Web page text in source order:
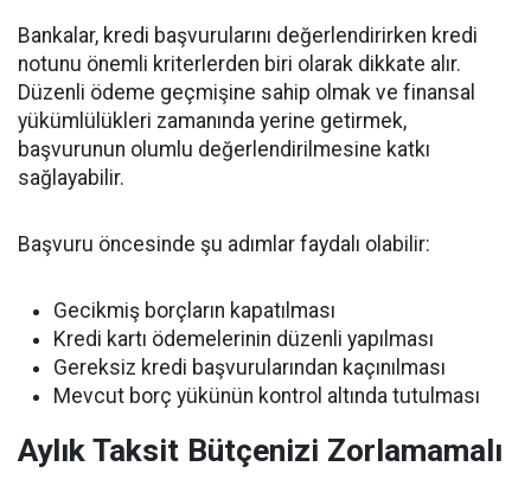
Bankalar, kredi başvurularını değerlendirirken kredi
notunu önemli kriterlerden biri olarak dikkate alır.
Düzenli ödeme geçmişine sahip olmak ve finansal
yükümlülükleri zamanında yerine getirmek,
başvurunun olumlu değerlendirilmesine katkı
sağlayabilir.
Başvuru öncesinde şu adımlar faydalı olabilir:
Gecikmiş borçların kapatılması
Kredi kartı ödemelerinin düzenli yapılması
Gereksiz kredi başvurularından kaçınılması
Mevcut borç yükünün kontrol altında tutulması
Aylık Taksit Bütçenizi Zorlamamalı